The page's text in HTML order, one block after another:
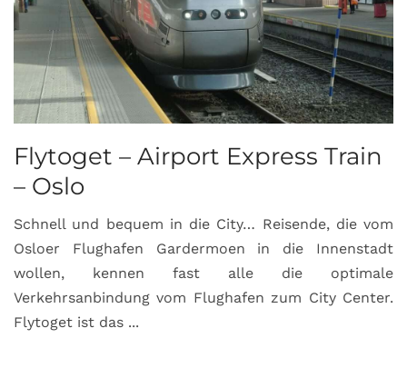
Flytoget – Airport Express Train
– Oslo
Schnell und bequem in die City… Reisende, die vom
Osloer Flughafen Gardermoen in die Innenstadt
wollen, kennen fast alle die optimale
Verkehrsanbindung vom Flughafen zum City Center.
Flytoget ist das ...